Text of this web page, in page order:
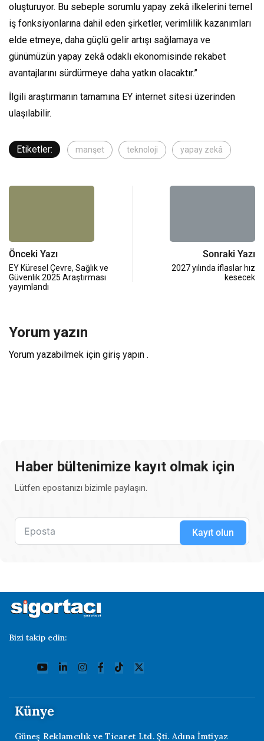
oluşturuyor. Bu sebeple sorumlu yapay zekâ ilkelerini temel
iş fonksiyonlarına dahil eden şirketler, verimlilik kazanımları
elde etmeye, daha güçlü gelir artışı sağlamaya ve
günümüzün yapay zekâ odaklı ekonomisinde rekabet
avantajlarını sürdürmeye daha yatkın olacaktır.”
İlgili araştırmanın tamamına EY internet sitesi üzerinden
ulaşılabilir.
Etiketler: manşet teknoloji yapay zekâ
Önceki Yazı
EY Küresel Çevre, Sağlık ve
Güvenlik 2025 Araştırması
yayımlandı
Sonraki Yazı
2027 yılında iflaslar hız
kesecek
Yorum yazın
Yorum yazabilmek için giriş yapın .
Haber bültenimize kayıt olmak için
Lütfen epostanızı bizimle paylaşın.
Kayıt olun
Bizi takip edin:
Künye
Güneş Reklamcılık ve Ticaret Ltd. Şti. Adına İmtiyaz